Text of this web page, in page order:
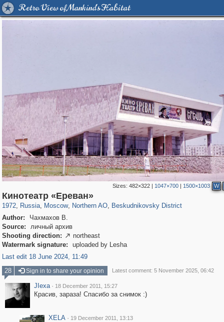
Retro View of Mankind's Habitat
Sizes: 482×322| 1047×700| 1500×1003 W
Кинотеатр «Ереван»
1972, Russia
1,407,269 29,248
, Moscow
319,878 8,286
, Northern AO
22,544 598
, Beskudnikovsky District
Author:
Чахмахов В.
Source:
личный архив
Shooting direction:  northeast
Watermark signature:
uploaded by Lesha
Last edit 18 June 2024, 11:49
28
Sign in to share your opinion Latest comment: 5 November 2025, 06:42
JIexa · 18 December 2011, 15:27
Красив, зараза! Спасибо за снимок :)
XELA · 19 December 2011, 13:13